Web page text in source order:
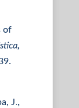
of
J.,